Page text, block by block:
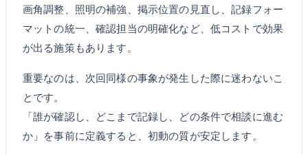
画角調整、照明の補強、掲示位置の見直し、記録フォー
マットの統一、確認担当の明確化など、低コストで効果
が出る施策もあります。
重要なのは、次回同様の事象が発生した際に迷わないこ
とです。
「誰が確認し、どこまで記録し、どの条件で相談に進む
か」を事前に定義すると、初動の質が安定します。